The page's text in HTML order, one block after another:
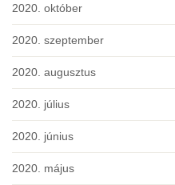
2020. október
2020. szeptember
2020. augusztus
2020. július
2020. június
2020. május